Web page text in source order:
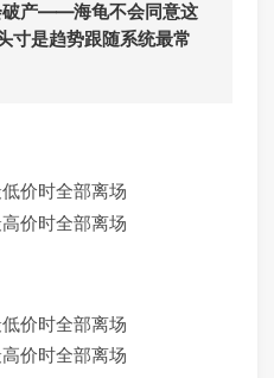
破产——海龟不会同意这
寸是趋势跟随系统最常
价时全部离场
价时全部离场
价时全部离场
价时全部离场